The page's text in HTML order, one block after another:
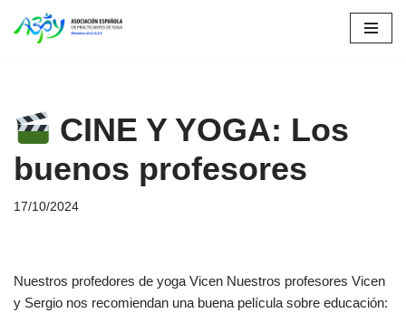
Saltar
CINE Y YOGA: Los
buenos profesores
17/10/2024
Nuestros profedores de yoga Vicen Nuestros profesores Vicen
y Sergio nos recomiendan una buena película sobre educación: